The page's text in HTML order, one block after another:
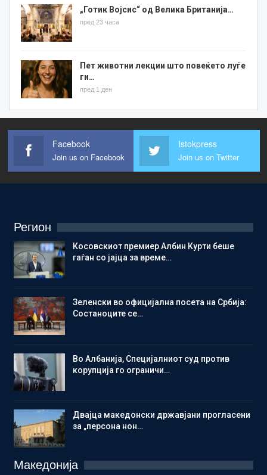
„Готик Војсис“ од Велика Британија…
пред 23 часа
Пет животни лекции што повеќето луѓе
ги…
пред 1 ден
Facebook
Join us on Facebook
Istokpress
Join us on Twitter
Регион
Косовскиот премиер Албин Курти беше
гаѓан со јајца за време…
Зеленски во официјална посета на Србија:
Состаноците се…
Во Албанија, Специјалниот суд против
корупција го ограничи…
Двајца македонски државјани прогласени
за „персона нон…
Македонија